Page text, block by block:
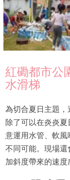
紅磡都市公
水滑梯
為切合夏日主題，
除了可以在炎炎
意運用水管、軟
不同可能。現場
加斜度帶來的速度